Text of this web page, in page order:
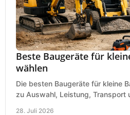
Beste Baugeräte für
wählen
Die besten Baugeräte für kleine
zu Auswahl, Leistung, Transport
28. Juli 2026